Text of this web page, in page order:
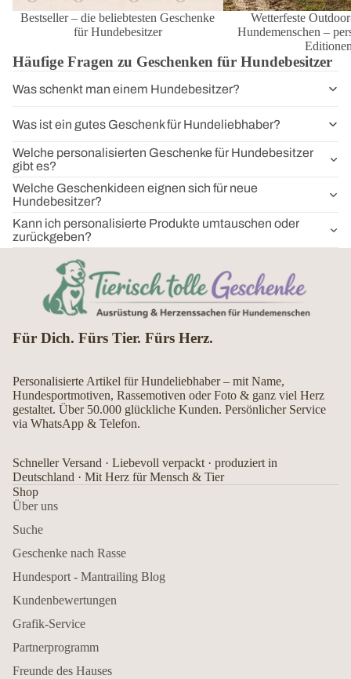
Bestseller – die beliebtesten Geschenke
für Hundebesitzer
Wetterfeste
Hundemenschen –
Häufige Fragen zu Geschenken für Hundebesitzer
Was schenkt man einem Hundebesitzer?
Was ist ein gutes Geschenk für Hundeliebhaber?
Welche personalisierten Geschenke für Hundebesitzer
gibt es?
Welche Geschenkideen eignen sich für neue
Hundebesitzer?
Kann ich personalisierte Produkte umtauschen oder
zurückgeben?
Für Dich. Fürs Tier. Fürs Herz.
Personalisierte Artikel für Hundeliebhaber – mit Name,
Hundesportmotiven, Rassemotiven oder Foto & ganz viel Herz
gestaltet. Über 50.000 glückliche Kunden. Persönlicher Service
via WhatsApp & Telefon.
Schneller Versand · Liebevoll verpackt · produziert in
Deutschland · Mit Herz für Mensch & Tier
Shop
Über uns
Suche
Geschenke nach Rasse
Hundesport - Mantrailing Blog
Kundenbewertungen
Grafik-Service
Partnerprogramm
Freunde des Hauses